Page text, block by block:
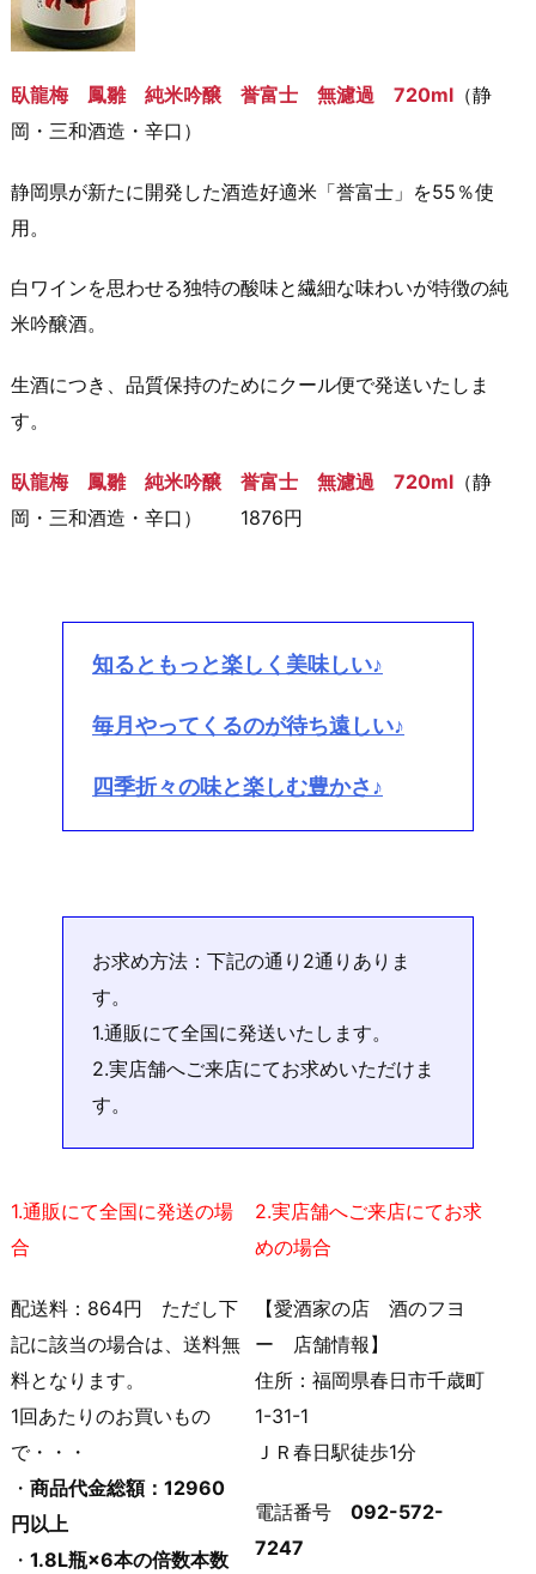
臥龍梅 鳳雛 純米吟醸 誉富士 無濾過 720ml （静
岡・三和酒造・辛口）
静岡県が新たに開発した酒造好適米「誉富士」を55％使
用。
白ワインを思わせる独特の酸味と繊細な味わいが特徴の純
米吟醸酒。
生酒につき、品質保持のためにクール便で発送いたしま
す。
臥龍梅 鳳雛 純米吟醸 誉富士 無濾過 720ml （静
岡・三和酒造・辛口） 1876円
知るともっと楽しく美味しい♪
毎月やってくるのが待ち遠しい♪
四季折々の味と楽しむ豊かさ♪
お求め方法：下記の通り2通りありま
す。
1.通販にて全国に発送いたします。
2.実店舗へご来店にてお求めいただけま
す。
1.通販にて全国に発送の場
合
配送料：864円 ただし下
記に該当の場合は、送料無
料となります。
1回あたりのお買いもの
で・・・
・ 商品代金総額：12960
円以上
・ 1.8L瓶×6本の倍数本数
2.実店舗へご来店にてお求
めの場合
【愛酒家の店 酒のフヨ
ー 店舗情報】
住所：福岡県春日市千歳町
1-31-1
ＪＲ春日駅徒歩1分
電話番号 092-572-
7247